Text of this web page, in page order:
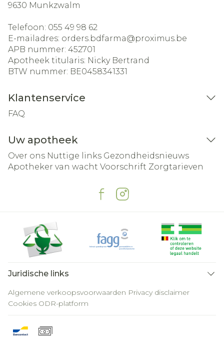
9630 Munkzwalm
Telefoon: 055 49 98 62
E-mailadres: orders.bdfarma@proximus.be
APB nummer: 452701
Apotheek titularis: Nicky Bertrand
BTW nummer: BE0458341331
Klantenservice
FAQ
Uw apotheek
Over ons Nuttige links Gezondheidsnieuws
Apotheker van wacht Voorschrift Zorgtarieven
Juridische links
Algemene verkoopsvoorwaarden Privacy disclaimer
Cookies ODR-platform